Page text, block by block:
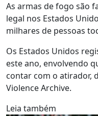
As armas de fogo são
legal nos Estados
milhares de pessoas
Os Estados Unidos
este ano, envolvendo
contar com o atirador,
Violence Archive.
Leia também